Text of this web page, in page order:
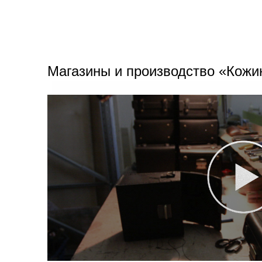
Магазины и производство